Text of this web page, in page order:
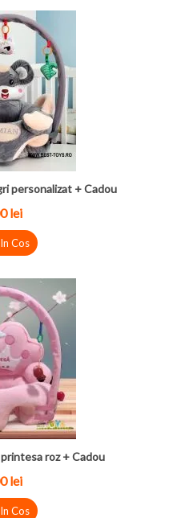
personalizat + Cadou
lei
Cos
roz + Cadou
lei
Cos